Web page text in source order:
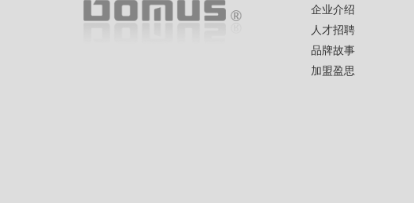
企业介绍
人才招聘
品牌故事
加盟盈思